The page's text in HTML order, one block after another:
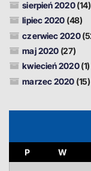
sierpień 2020(14)
lipiec 2020 (48)
czerwiec 2020
maj 2020 (27)
kwiecień 2020(1)
marzec 2020 (15)
P W